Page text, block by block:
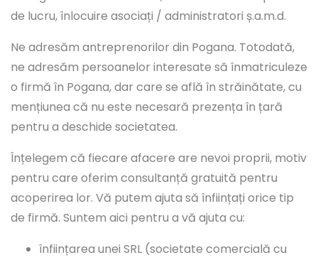
de lucru, înlocuire asociați / administratori ș.a.m.d.
Ne adresăm antreprenorilor din Pogana. Totodată,
ne adresăm persoanelor interesate să înmatriculeze
o firmă în Pogana, dar care se află în străinătate, cu
mențiunea că nu este necesară prezența în țară
pentru a deschide societatea.
Înțelegem că fiecare afacere are nevoi proprii, motiv
pentru care oferim consultanță gratuită pentru
acoperirea lor. Vă putem ajuta să înființați orice tip
de firmă. Suntem aici pentru a vă ajuta cu:
înființarea unei SRL (societate comercială cu